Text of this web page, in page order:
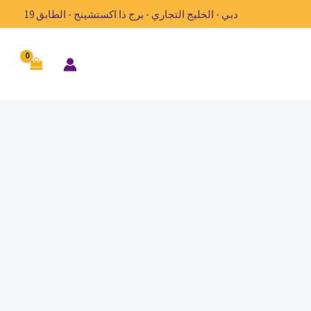
دبي - الخليج التجاري - برج ذا اكستشينج - الطابق 19